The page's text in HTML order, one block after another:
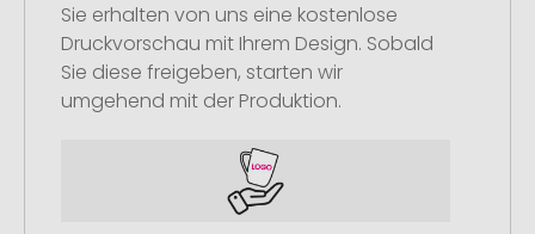
Sie erhalten von uns eine kostenlose
Druckvorschau mit Ihrem Design. Sobald
Sie diese freigeben, starten wir
umgehend mit der Produktion.